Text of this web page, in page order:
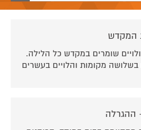
המקדש
ולויים שומרים במקדש כל הלילה.
בשלושה מקומות והלויים בעשרים
ההגרלה